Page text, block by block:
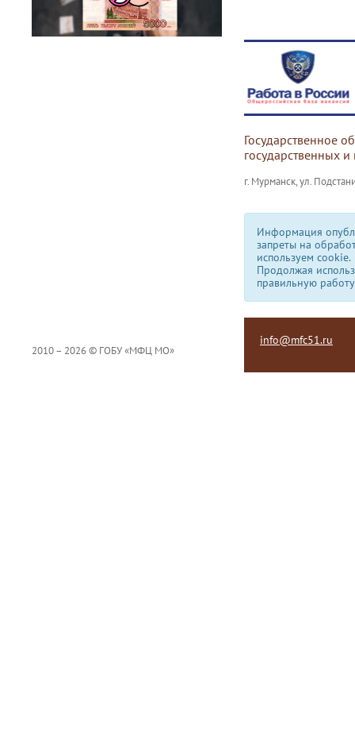
Государственное
государственных
г. Мурманск, ул.
Информация
запреты на
используем сookie.
Продолжая
правильную
2010 – 2026 © ГОБУ «МФЦ МО»
info@mfc51.ru